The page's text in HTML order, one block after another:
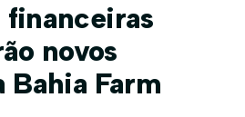
novos
Bahia Farm